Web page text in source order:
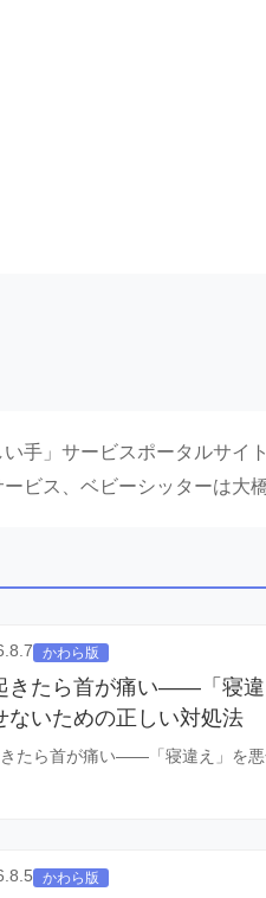
手」サービスポータルサ
ビス、ベビーシッターは大
かわら版
きたら首が痛い——「寝
ないための正しい対処法
たら首が痛い——「寝違え」を悪
かわら版